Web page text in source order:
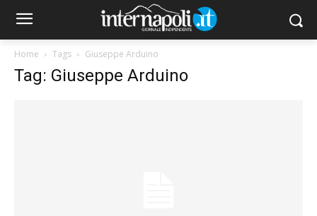
Home Tags Giuseppe Arduino
Tag: Giuseppe Arduino